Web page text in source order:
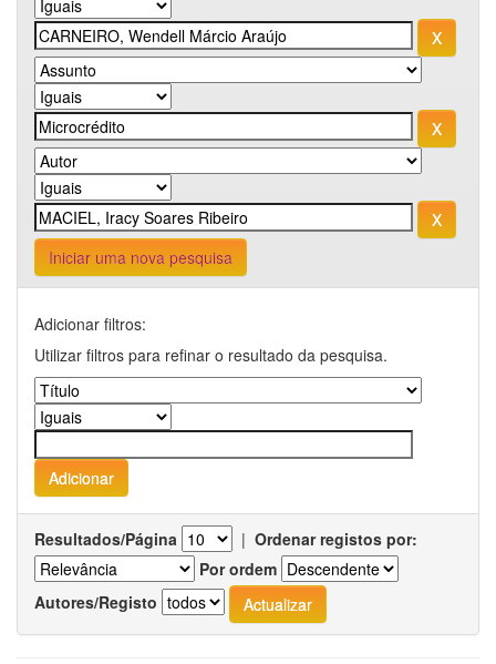
Iniciar uma nova pesquisa
Adicionar filtros:
Utilizar filtros para refinar o resultado da pesquisa.
Resultados/Página | Ordenar registos por:
Por ordem
Autores/Registo